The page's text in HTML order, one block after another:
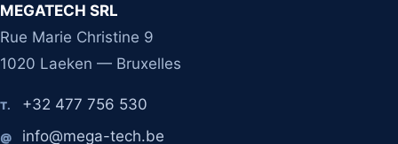
MEGATECH SRL
Rue Marie Christine 9
1020 Laeken — Bruxelles
T. +32 477 756 530
@ info@mega-tech.be